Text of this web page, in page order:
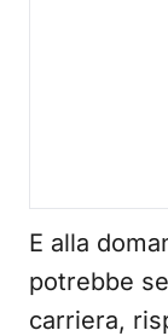
E alla
potrebbe
carriera,